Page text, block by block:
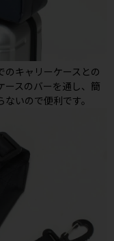
キャリーケースとの
ースのバーを通し、簡
いので便利です。